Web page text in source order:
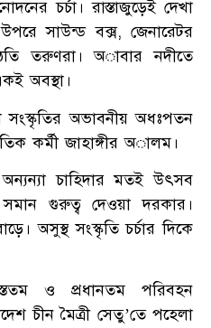
চর্চা। রাস্তাজুড়েই দেখা
সাউন্ড বক্স, জেনারেটর
তরুণরা। অাবার নদীতে
অবস্থা।
সংস্কৃতির অভাবনীয় অধঃপতন
কর্মী জাহাঙ্গীর অালম।
চাহিদার মতই উৎসব
গুরুত্ব দেওয়া দরকার।
অসুস্থ সংস্কৃতি চর্চার দিকে
ও প্রধানতম পরিবহন
চীন মৈত্রী সেতু’তে পহেলা